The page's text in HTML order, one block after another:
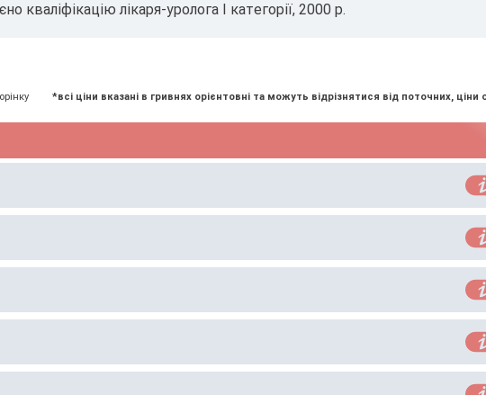
кваліфікацію лікаря-уролога I категорії, 2000 р.
*всі ціни вказані в гривнях орієнтовні та можуть відрізнятися від поточних, ціни